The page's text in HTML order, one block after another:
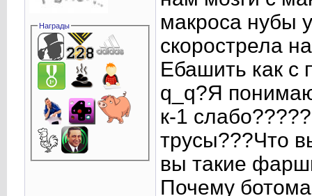
Награды
макроса нубы
скорострела
Ебашить как с
q_q?Я
к-1
трусы???Что
вы такие
Почему